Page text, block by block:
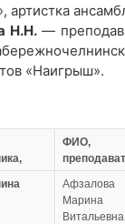
артистка
Н.Н.—
«Наигрыш».
ФИО,
преподават
Афзалова
Марина
Витальевна